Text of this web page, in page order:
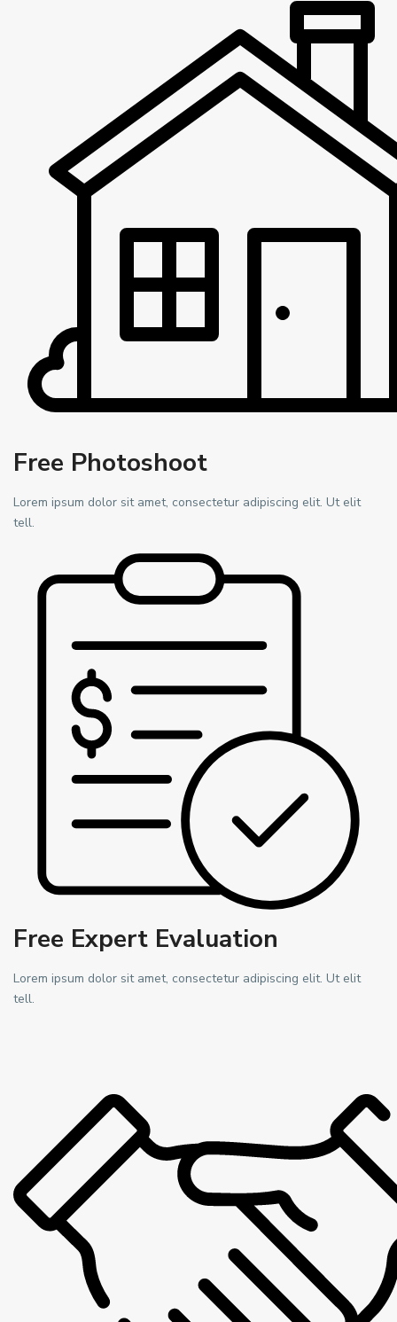
Free Photoshoot
Lorem ipsum dolor sit amet, consectetur adipiscing elit. Ut elit
tell.
Free Expert Evaluation
Lorem ipsum dolor sit amet, consectetur adipiscing elit. Ut elit
tell.